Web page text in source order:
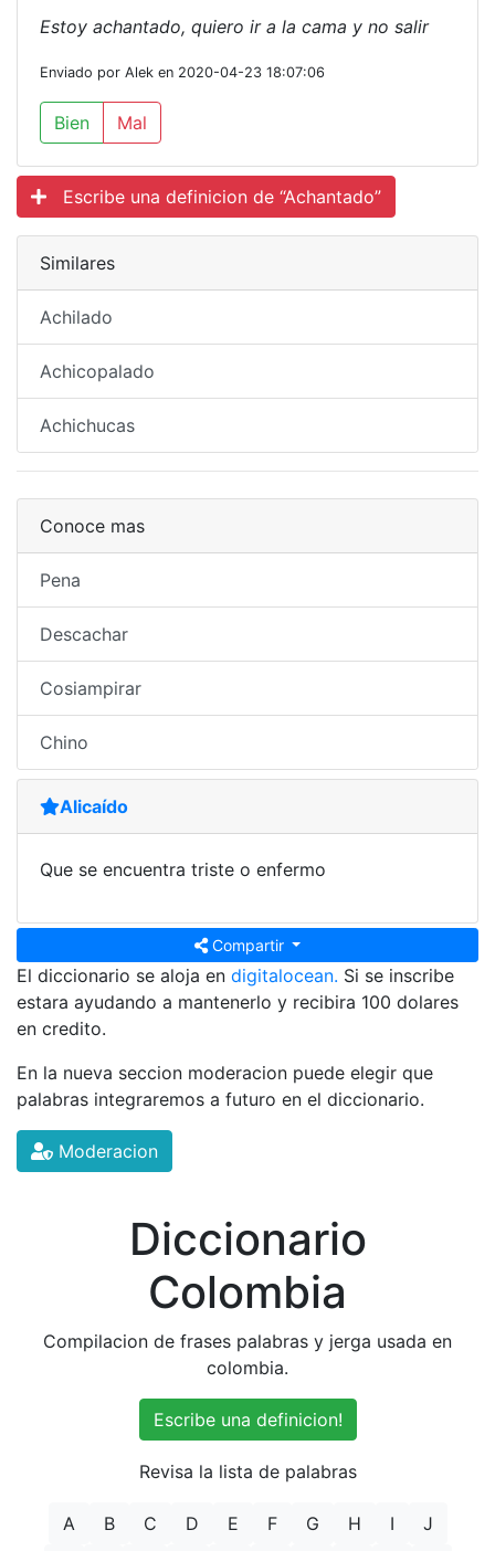
Estoy achantado, quiero ir a la cama y no salir
Enviado por Alek en 2020-04-23 18:07:06
Bien Mal
Escribe una definicion de “Achantado”
Similares
Achilado
Achicopalado
Achichucas
Conoce mas
Pena
Descachar
Cosiampirar
Chino
Alicaído
Que se encuentra triste o enfermo
Compartir
El diccionario se aloja en digitalocean. Si se inscribe
estara ayudando a mantenerlo y recibira 100 dolares
en credito.
En la nueva seccion moderacion puede elegir que
palabras integraremos a futuro en el diccionario.
Moderacion
Diccionario
Colombia
Compilacion de frases palabras y jerga usada en
colombia.
Escribe una definicion!
Revisa la lista de palabras
A B C D E F G H I J